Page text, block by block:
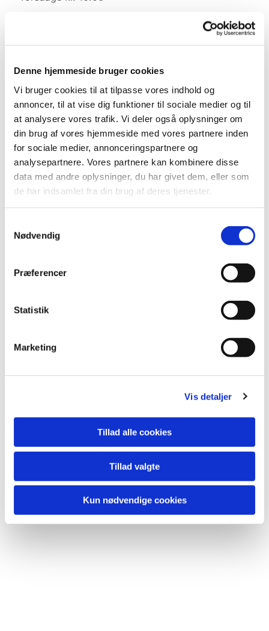
Denne hjemmeside bruger cookies
Vi bruger cookies til at tilpasse vores indhold og
annoncer, til at vise dig funktioner til sociale medier og til
at analysere vores trafik. Vi deler også oplysninger om
din brug af vores hjemmeside med vores partnere inden
for sociale medier, annonceringspartnere og
analysepartnere. Vores partnere kan kombinere disse
data med andre oplysninger, du har givet dem, eller som
de har indsamlet fra din brug af deres tjenester.
Nødvendig
Præferencer
Statistik
Marketing
Vis detaljer
Tillad alle cookies
Tillad valgte
Kun nødvendige cookies
Mobil: +45 31521240
Mail: pernilleegholm@live.dk
Alle er velkomne – uanset om du er vant til at
komme i kirke eller ej. Tag din baby under armen,
og kom og vær med til at fylde sognegården med
sang og smil.